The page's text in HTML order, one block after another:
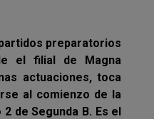
preparatorios
el filial de Magna
actuaciones, toca
al comienzo de la
de Segunda B. Es el